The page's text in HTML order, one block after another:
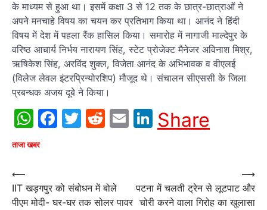
के माध्यम से हुआ था। इसमें कक्षा 3 से 12 तक के छात्र-छात्राओं ने
अपने मनचाहे विषय का चयन कर प्रतिभाग किया था। आनंद ने हिंदी
विषय में देश में पहला रैंक हासिल किया। समारोह में नागाजी माल्देपुर के
वरिष्ठ आचार्य निर्भय नारायण सिंह, स्टेट प्रोजेक्ट मैनेजर अविनाश मिश्र,
ऋषिकेश सिंह, अरविंद शुक्ल, विजेता आनंद के अभिभावक व वीएलई
(विलेज लेवल इंटरप्रिन्योरशिप) मौजूद थे। संचालन सीएससी के जिला
प्रबन्धक अजय दूबे ने किया।
WhatsApp
Facebook
Twitter
Reddit
EmailLinkedIn
Share
ताजा खबर
Post
navigation
⟵
IIT खड़गपुर को संबोधन में बोले
पीएम मोदी- घर-घर तक सोलर पावर
पटना में चलती ट्रेन से लूटपाट और
चोरी करने वाला गिरोह का खुलासा
⟶